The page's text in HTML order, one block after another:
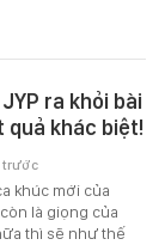
ra khỏi bài
quả khác biệt!
khúc mới của
là giọng của
thì sẽ như thế
trước